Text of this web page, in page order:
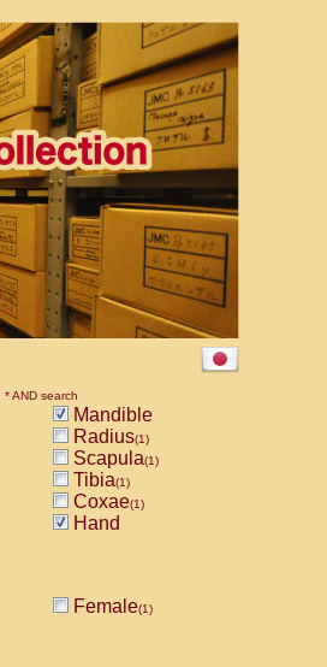
* AND search
Mandible
Radius(1)
Scapula(1)
Tibia(1)
Coxae(1)
Hand
Female(1)